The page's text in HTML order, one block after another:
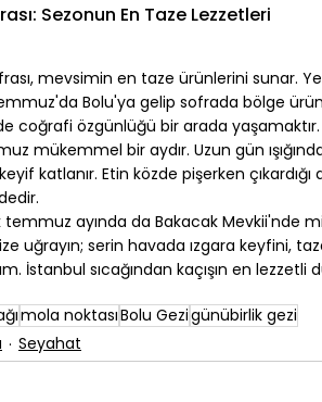
Sezonun En Taze Lezzetleri
mevsimin en taze ürünlerini sunar.
Bolu'ya gelip sofrada bölge
coğrafi özgünlüğü bir arada yaşamaktır.
mükemmel bir aydır. Uzun gün
katlanır. Etin közde pişerken
temmuz ayında da Bakacak Mevkii'nde
uğrayın; serin havada ızgara keyfini,
İstanbul sıcağından kaçışın en lezzetli
mola noktasıBolu Gezigünübirlik gezi
Seyahat